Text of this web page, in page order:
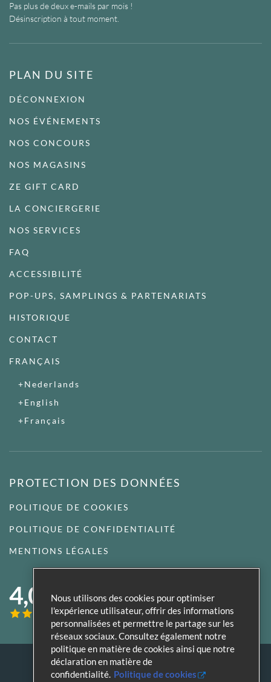
Pas plus de deux e-mails par mois !
Désinscription à tout moment.
PLAN DU SITE
DÉCONNEXION
NOS ÉVÉNEMENTS
NOS CONCOURS
NOS MAGASINS
ZE GIFT CARD
LA CONCIERGERIE
NOS SERVICES
FAQ
ACCESSIBILITÉ
POP-UPS, SAMPLINGS & PARTENARIATS
HISTORIQUE
CONTACT
FRANÇAIS
Nederlands
English
Français
PROTECTION DES DONNÉES
POLITIQUE DE COOKIES
POLITIQUE DE CONFIDENTIALITÉ
MENTIONS LÉGALES
4,0
Nous utilisons des cookies pour optimiser
l'expérience utilisateur, offrir des informations
personnalisées et permettre le partage sur les
réseaux sociaux. Consultez également notre
politique en matière de cookies ainsi que notre
déclaration en matière de
confidentialité. Politique de cookies